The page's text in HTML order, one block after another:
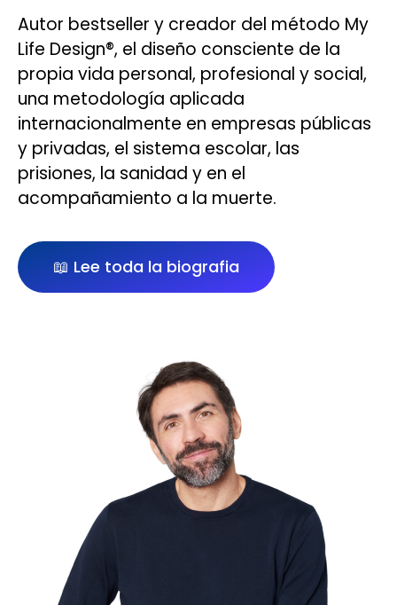
Autor bestseller y creador del método My
Life Design®️, el diseño consciente de la
propia vida personal, profesional y social,
una metodología aplicada
internacionalmente en empresas públicas
y privadas, el sistema escolar, las
prisiones, la sanidad y en el
acompañamiento a la muerte.
📖 Lee toda la biografia